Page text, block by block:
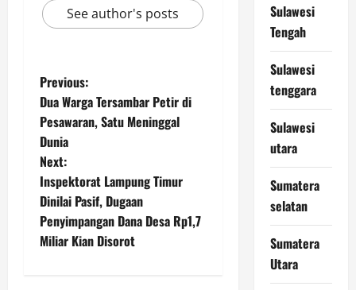
See author's posts
P
o
s
t
n
a
Previous:
Dua Warga Tersambar Petir di
Pesawaran, Satu Meninggal
Dunia
Next:
Inspektorat Lampung Timur
Dinilai Pasif, Dugaan
Penyimpangan Dana Desa Rp1,7
Miliar Kian Disorot
Sulawesi
Tengah
Sulawesi
tenggara
Sulawesi
utara
Sumatera
selatan
Sumatera
Utara